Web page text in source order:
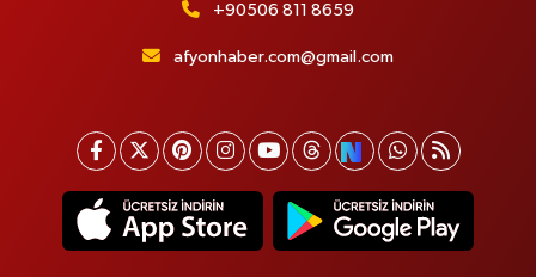
+90506 811 8659
afyonhaber.com@gmail.com